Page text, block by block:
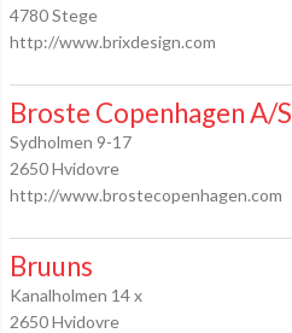
4780 Stege
http://www.brixdesign.com
Broste Copenhagen A/S
Sydholmen 9-17
2650 Hvidovre
http://www.brostecopenhagen.com
Bruuns
Kanalholmen 14 x
2650 Hvidovre